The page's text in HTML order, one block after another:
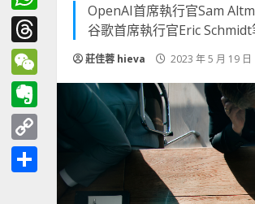
OpenAI首席執行官Sam
谷歌首席執行官Eric
莊佳蓉 hieva 2023 年 5 月 19 日
WhatsApp
Threads
WeChat
Evernote
Copy